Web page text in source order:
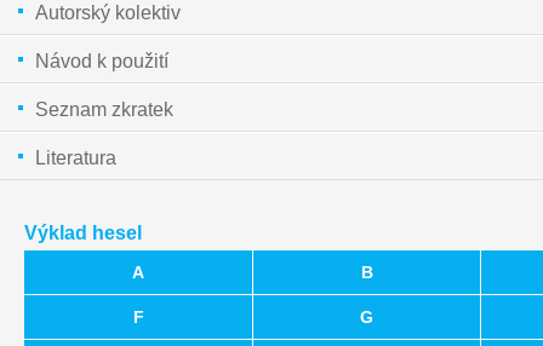
Autorský kolektiv
Návod k použití
Seznam zkratek
Literatura
Výklad hesel
A B
F G